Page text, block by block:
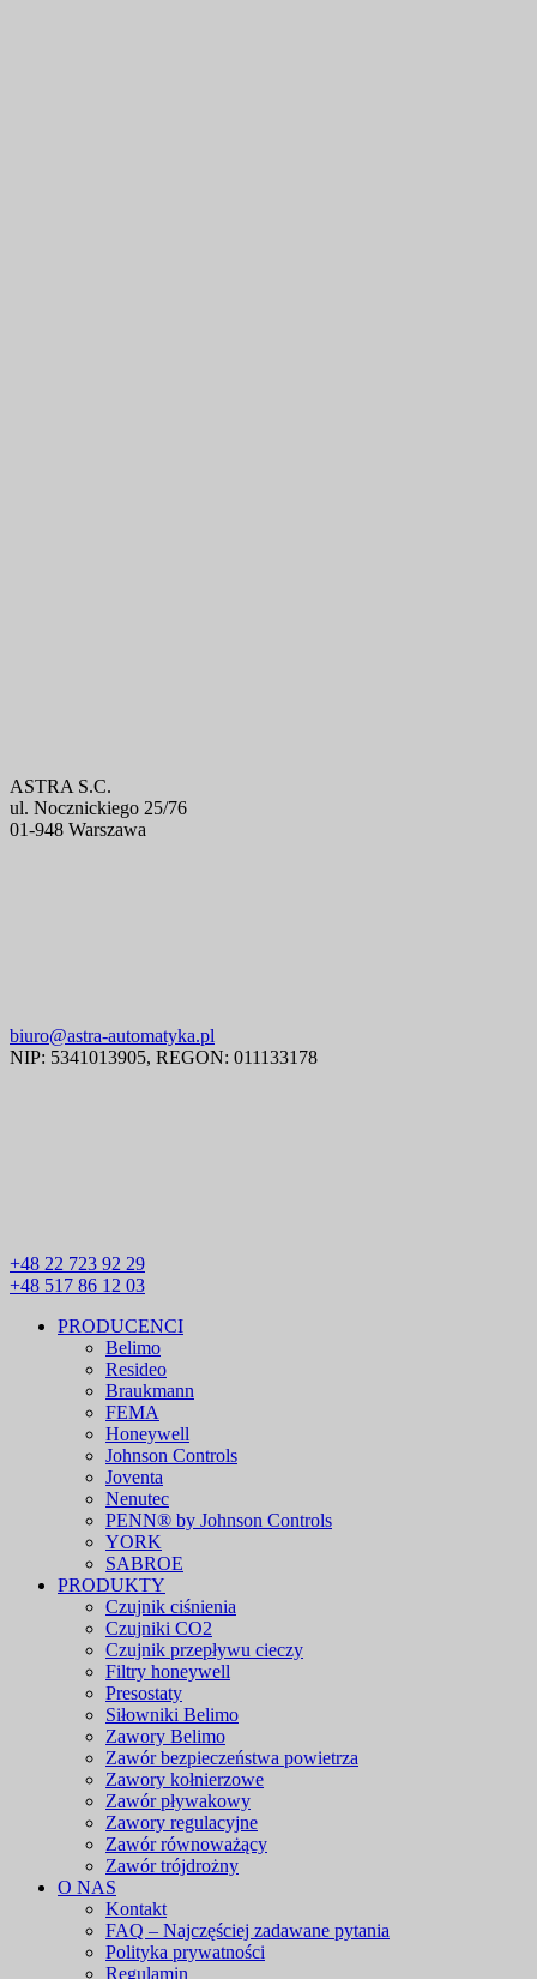
ASTRA S.C.
ul. Nocznickiego 25/76
01-948 Warszawa
biuro@astra-automatyka.pl
NIP: 5341013905, REGON: 011133178
+48 22 723 92 29
+48 517 86 12 03
PRODUCENCI
Belimo
Resideo
Braukmann
FEMA
Honeywell
Johnson Controls
Joventa
Nenutec
PENN® by Johnson Controls
YORK
SABROE
PRODUKTY
Czujnik ciśnienia
Czujniki CO2
Czujnik przepływu cieczy
Filtry honeywell
Presostaty
Siłowniki Belimo
Zawory Belimo
Zawór bezpieczeństwa powietrza
Zawory kołnierzowe
Zawór pływakowy
Zawory regulacyjne
Zawór równoważący
Zawór trójdrożny
O NAS
Kontakt
FAQ – Najczęściej zadawane pytania
Polityka prywatności
Regulamin